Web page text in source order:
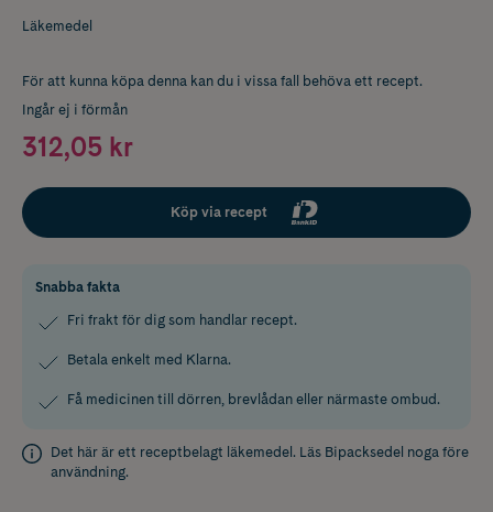
Läkemedel
För att kunna köpa denna kan du i vissa fall behöva ett recept.
Ingår ej i förmån
312,05 kr
Köp via recept
Snabba fakta
Fri frakt för dig som handlar recept.
Betala enkelt med Klarna.
Få medicinen till dörren, brevlådan eller närmaste ombud.
Det här är ett receptbelagt läkemedel. Läs Bipacksedel noga före
användning.